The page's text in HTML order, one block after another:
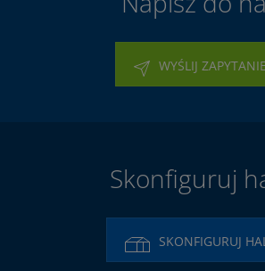
WYŚLIJ ZAPYTANIE
Skonfiguruj
SKONFIGURUJ